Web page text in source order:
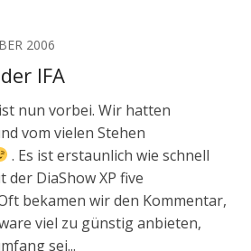
2006
IFA
nun vorbei. Wir hatten
vom vielen Stehen
. Es ist erstaunlich wie schnell
der DiaShow XP five
bekamen wir den Kommentar,
viel zu günstig anbieten,
sei...